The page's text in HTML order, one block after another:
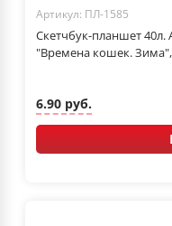
Артикул: ПЛ-1585
Скетчбук-планшет 40л.
"Времена кошек. Зима",
6.90 руб.